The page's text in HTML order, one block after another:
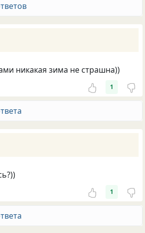
никакая зима не страшна))
1
1